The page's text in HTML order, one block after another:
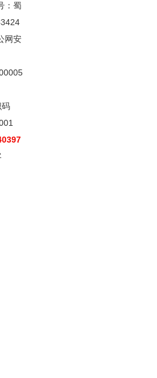
：蜀
网安
码